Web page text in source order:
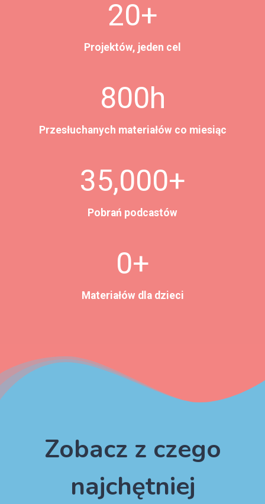
20+
Projektów, jeden cel
800h
Przesłuchanych materiałów co miesiąc
35,000+
Pobrań podcastów
0+
Materiałów dla dzieci
Zobacz z czego
najchętniej